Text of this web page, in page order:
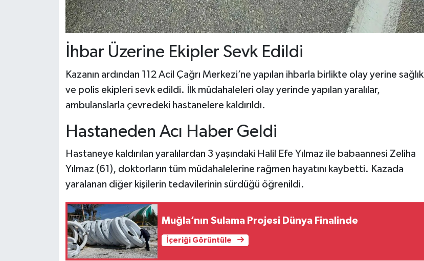
İhbar Üzerine Ekipler Sevk Edildi
Kazanın ardından 112 Acil Çağrı Merkezi’ne yapılan ihbarla birlikte olay yerine sağlık
ve polis ekipleri sevk edildi. İlk müdahaleleri olay yerinde yapılan yaralılar,
ambulanslarla çevredeki hastanelere kaldırıldı.
Hastaneden Acı Haber Geldi
Hastaneye kaldırılan yaralılardan 3 yaşındaki Halil Efe Yılmaz ile babaannesi Zeliha
Yılmaz (61), doktorların tüm müdahalelerine rağmen hayatını kaybetti. Kazada
yaralanan diğer kişilerin tedavilerinin sürdüğü öğrenildi.
Muğla’nın Sulama Projesi Dünya Finalinde
İçeriği Görüntüle